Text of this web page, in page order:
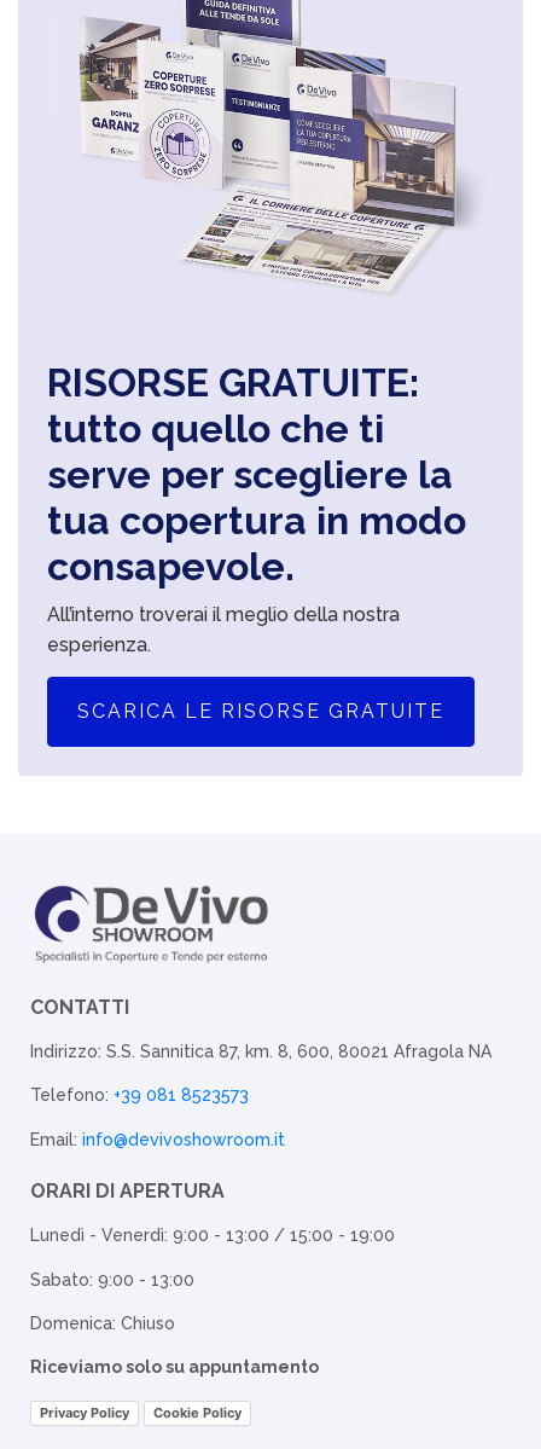
RISORSE GRATUITE:
tutto quello che ti
serve per scegliere la
tua copertura in modo
consapevole.
All’interno troverai il meglio della nostra
esperienza.
SCARICA LE RISORSE GRATUITE
CONTATTI
Indirizzo: S.S. Sannitica 87, km. 8, 600, 80021 Afragola NA
Telefono: +39 081 8523573
Email: info@devivoshowroom.it
ORARI DI APERTURA
Lunedì - Venerdì: 9:00 - 13:00 / 15:00 - 19:00
Sabato: 9:00 - 13:00
Domenica: Chiuso
Riceviamo solo su appuntamento
Privacy Policy Cookie Policy